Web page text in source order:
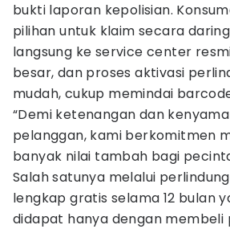
bukti laporan kepolisian.
pilihan untuk klaim secara
langsung ke service center
besar, dan proses aktivasi
mudah, cukup memindai
“Demi ketenangan dan
pelanggan, kami berkomitmen
banyak nilai tambah bagi
Salah satunya melalui
lengkap gratis selama 12 bulan
didapat hanya dengan